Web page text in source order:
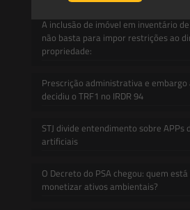
A inclusão de imóvel em inventário
não basta para impor restrições ao
propriedade:
Prescrição administrativa e embargo
decidiu o TRF1 no IRDR 94
STJ divide entendimento sobre
artificiais
O Decreto do PSA chegou: quem
monetizar ativos ambientais?